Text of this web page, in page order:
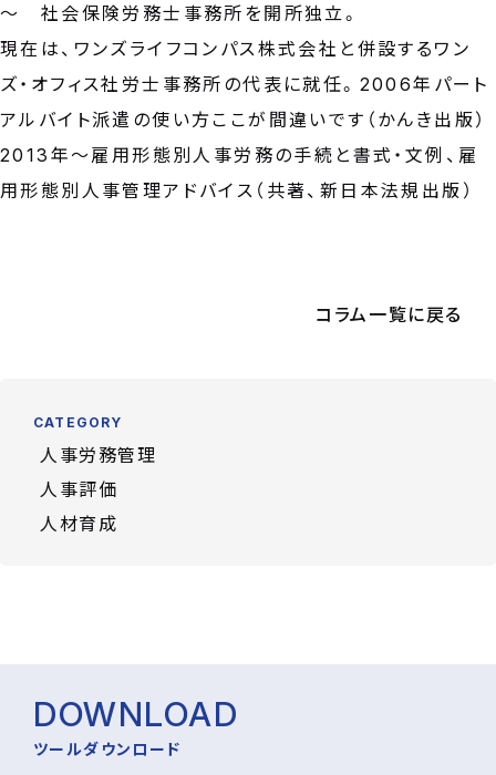
～ 社会保険労務士事務所を開所独立。
現在は、ワンズライフコンパス株式会社と併設するワン
ズ・オフィス社労士事務所の代表に就任。2006年パート
アルバイト派遣の使い方ここが間違いです（かんき出版）
2013年～雇用形態別人事労務の手続と書式・文例、雇
用形態別人事管理アドバイス（共著、新日本法規出版）
コラム一覧に戻る
CATEGORY
人事労務管理
人事評価
人材育成
DOWNLOAD
ツールダウンロード